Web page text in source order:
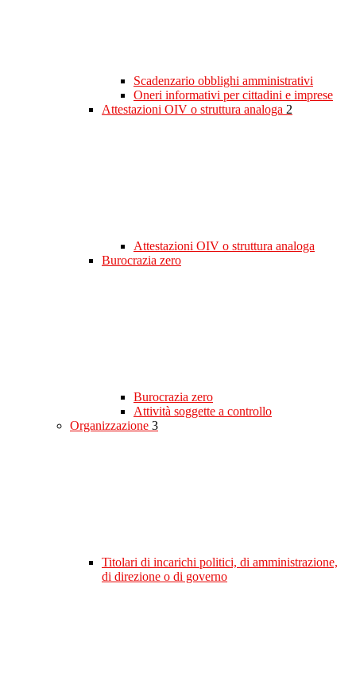
Scadenzario obblighi amministrativi
Oneri informativi per cittadini e imprese
Attestazioni OIV o struttura analoga 2
Attestazioni OIV o struttura analoga
Burocrazia zero
Burocrazia zero
Attività soggette a controllo
Organizzazione 3
Titolari di incarichi politici, di amministrazione,
di direzione o di governo